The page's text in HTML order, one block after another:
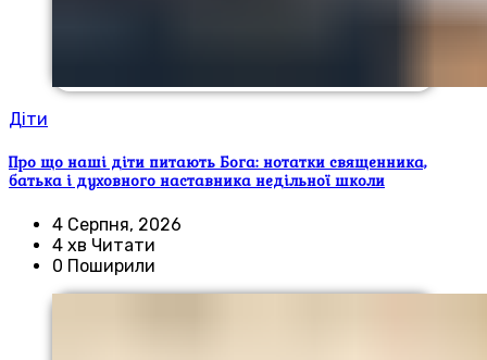
Діти
Про що наші діти питають Бога: нотатки священника,
батька і духовного наставника недільної школи
4 Серпня, 2026
4 хв Читати
0 Поширили